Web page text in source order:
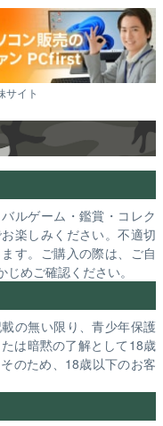
サイト
ルゲーム・鑑賞・コレク
楽しみください。不適切
す。ご購入の際は、ご自
めご確認ください。
の無い限り、青少年保護
は暗黙の了解として18歳
のため、18歳以下のお客